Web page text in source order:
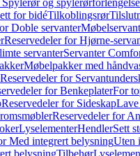
og
for bidéTilkoblingsrør
Doble servanter
Reservedeler for Hjørne-
servanterServanter
Møbelpakker med
Reservedeler for
for BenkeplaterFor
Reservedeler for SideskapLave
Reservedeler for
LyselementerHendlerSett
Med integrert belysningUten
belysningTilbehør